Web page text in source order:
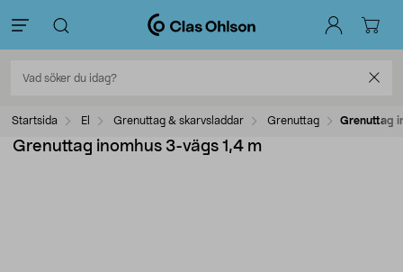
Startsida El Grenuttag & skarvsladdar Grenuttag Grenuttag
Grenuttag inomhus 3-vägs 1,4 m